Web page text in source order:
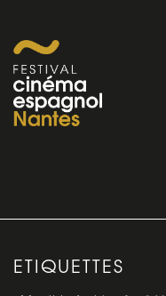
ETIQUETTES